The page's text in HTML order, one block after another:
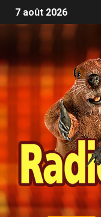
7 août 2026